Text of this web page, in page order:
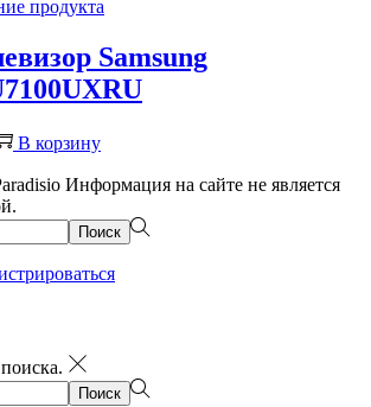
Samsung
В корзину
Информация на сайте не является
Поиск
Поиск